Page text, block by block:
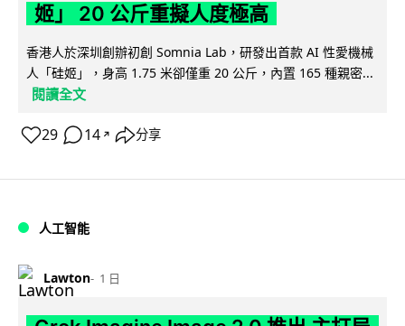
姬」 20 公斤重擬人度極高
香港人於深圳創辦初創 Somnia Lab，研發出首款 AI 性愛機械
人「硅姬」，身高 1.75 米卻僅重 20 公斤，內置 165 種親密...
閱讀全文
29 14 ↗ 分享
人工智能
Lawton 1 日